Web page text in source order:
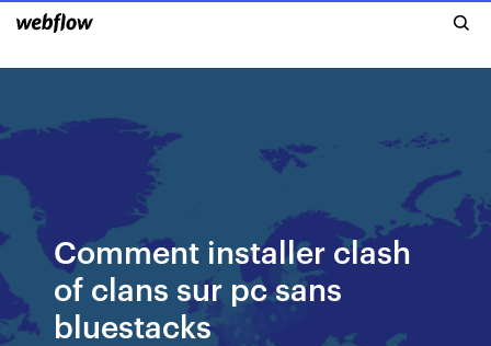
Comment installer clash
of clans sur pc sans
bluestacks